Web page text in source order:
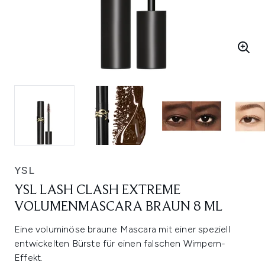
YSL
YSL LASH CLASH EXTREME
VOLUMENMASCARA BRAUN 8 ML
Eine voluminöse braune Mascara mit einer speziell
entwickelten Bürste für einen falschen Wimpern-
Effekt.